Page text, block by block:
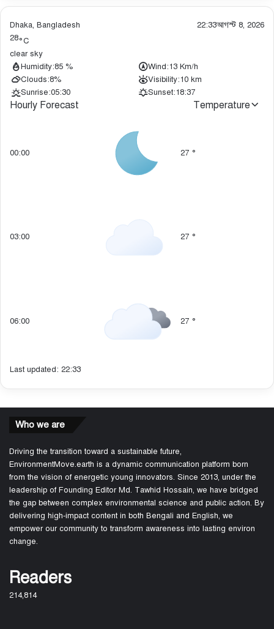
Dhaka, Bangladesh 22:33আগস্ট 8, 2026
28°C
clear sky
Humidity:85 % Wind:13 Km/h
Clouds:8% Visibility:10 km
Sunrise:05:30 Sunset:18:37
Hourly Forecast Temperature
00:00 27 °
03:00 27 °
06:00 27 °
Last updated: 22:33
Who we are
Driving the transition toward a sustainable future,
EnvironmentMove.earth is a dynamic communication platform born
from the vision of energetic young innovators. Since 2013, under the
leadership of Founding Editor Md. Tawhid Hossain, we have bridged
the gap between complex environmental science and public action. By
delivering high-impact content in both Bengali and English, we
empower our community to transform awareness into lasting environ
change.
Readers
214,814